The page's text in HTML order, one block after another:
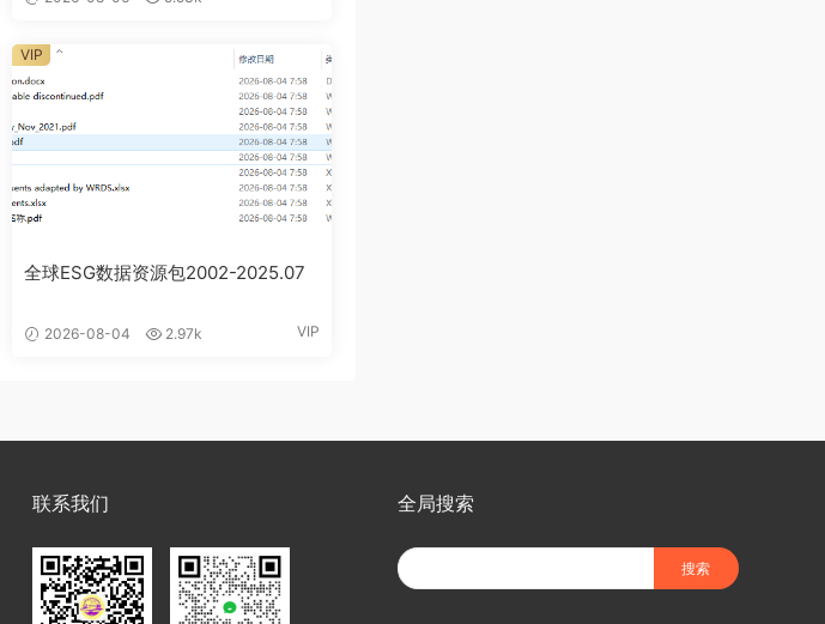
全球ESG数据资源包2002-2025.07
2026-08-04 2.97k VIP
VIP
联系我们 全局搜索